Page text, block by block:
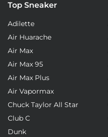
Top Sneaker
Adilette
Air Huarache
Air Max
Air Max 95
Air Max Plus
Air Vapormax
Chuck Taylor All Star
Club C
Dunk